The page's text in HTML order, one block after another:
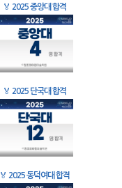
🏅 2025 중앙대 합격
🏅 2025 단국대 합격
🏅 2025 동덕여대 합격